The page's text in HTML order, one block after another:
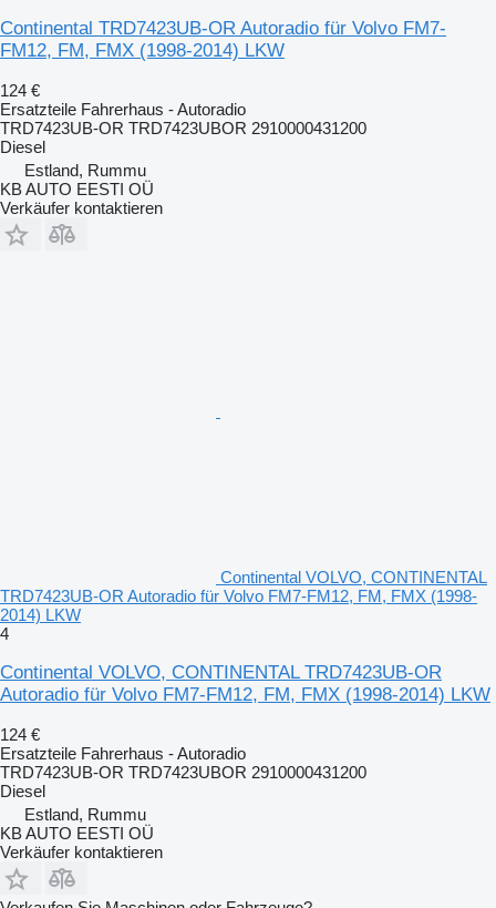
Continental TRD7423UB-OR Autoradio für Volvo FM7-
FM12, FM, FMX (1998-2014) LKW
124 €
Ersatzteile Fahrerhaus - Autoradio
TRD7423UB-OR TRD7423UBOR 2910000431200
Diesel
Estland, Rummu
KB AUTO EESTI OÜ
Verkäufer kontaktieren
Continental VOLVO, CONTINENTAL
TRD7423UB-OR Autoradio für Volvo FM7-FM12, FM, FMX (1998-
2014) LKW
4
Continental VOLVO, CONTINENTAL TRD7423UB-OR
Autoradio für Volvo FM7-FM12, FM, FMX (1998-2014) LKW
124 €
Ersatzteile Fahrerhaus - Autoradio
TRD7423UB-OR TRD7423UBOR 2910000431200
Diesel
Estland, Rummu
KB AUTO EESTI OÜ
Verkäufer kontaktieren